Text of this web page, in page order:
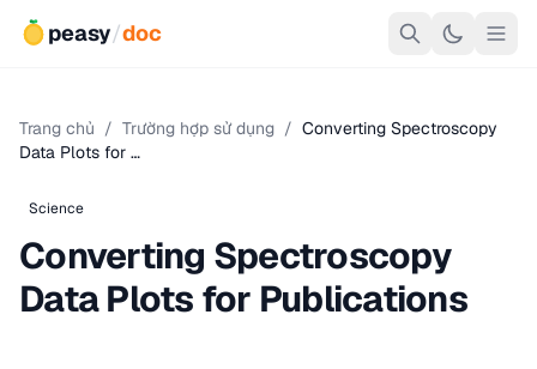
peasy/doc
Trang chủ / Trường hợp sử dụng / Converting Spectroscopy
Data Plots for …
Science
Converting Spectroscopy
Data Plots for Publications